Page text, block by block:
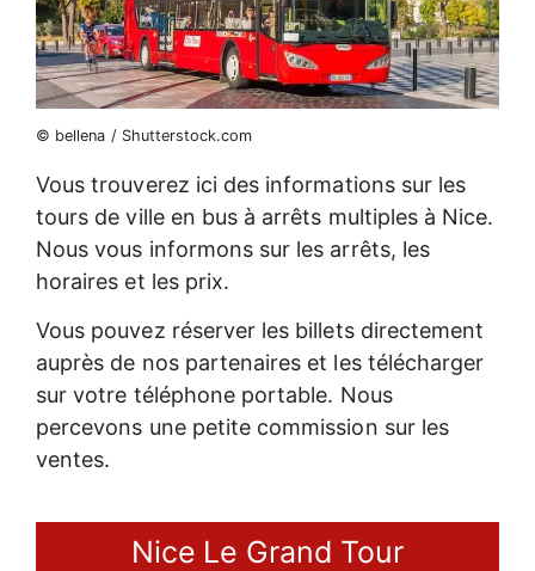
© bellena / Shutterstock.com
Vous trouverez ici des informations sur les
tours de ville en bus à arrêts multiples à Nice.
Nous vous informons sur les arrêts, les
horaires et les prix.
Vous pouvez réserver les billets directement
auprès de nos partenaires et les télécharger
sur votre téléphone portable. Nous
percevons une petite commission sur les
ventes.
Nice Le Grand Tour